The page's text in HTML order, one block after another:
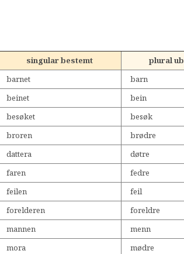
singular bestemt plural
barnet barn
beinet bein
besøket besøk
broren brødre
dattera døtre
faren fedre
feilen feil
forelderen foreldre
mannen menn
mora mødre